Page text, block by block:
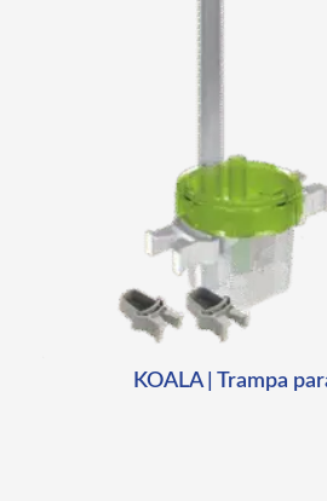
KOALA | Trampa